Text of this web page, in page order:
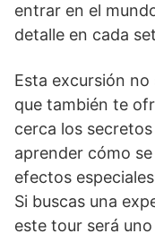
entrar en el
detalle en cada
Esta excursión no
que también te
cerca los
aprender cómo
efectos
Si buscas una
este tour será